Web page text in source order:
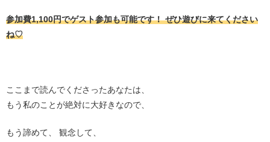
参加費1,100円でゲスト参加も可能です！ ぜひ遊びに来てください
ね♡
ここまで読んでくださったあなたは、
もう私のことが絶対に大好きなので、
もう諦めて、 観念して、